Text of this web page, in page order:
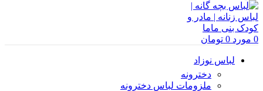
0 مورد 0 تومان
لباس نوزاد
دخترونه
ملزومات لباس دخترونه